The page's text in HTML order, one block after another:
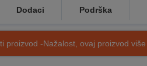
Dodaci Podrška
proizvod -Nažalost, ovaj proizvod